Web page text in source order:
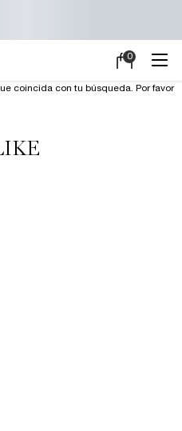
Mi
0
0 producto
coincida con tu búsqueda. Por favor